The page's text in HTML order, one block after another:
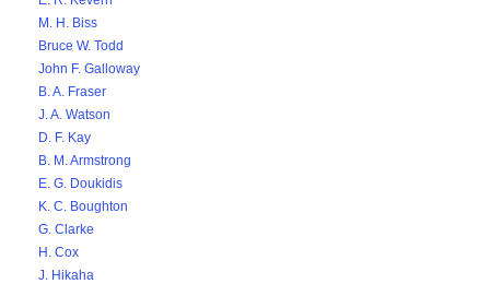
M. H. Biss
Bruce W. Todd
John F. Galloway
B. A. Fraser
J. A. Watson
D. F. Kay
B. M. Armstrong
E. G. Doukidis
K. C. Boughton
G. Clarke
H. Cox
J. Hikaha